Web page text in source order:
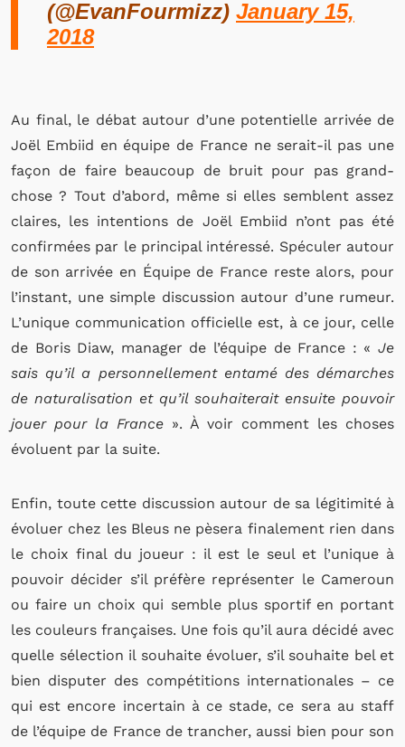
(@EvanFourmizz) January 15,
2018
Au final, le débat autour d’une potentielle arrivée de
Joël Embiid en équipe de France ne serait-il pas une
façon de faire beaucoup de bruit pour pas grand-
chose ? Tout d’abord, même si elles semblent assez
claires, les intentions de Joël Embiid n’ont pas été
confirmées par le principal intéressé. Spéculer autour
de son arrivée en Équipe de France reste alors, pour
l’instant, une simple discussion autour d’une rumeur.
L’unique communication officielle est, à ce jour, celle
de Boris Diaw, manager de l’équipe de France : « Je
sais qu’il a personnellement entamé des démarches
de naturalisation et qu’il souhaiterait ensuite pouvoir
jouer pour la France ». À voir comment les choses
évoluent par la suite.
Enfin, toute cette discussion autour de sa légitimité à
évoluer chez les Bleus ne pèsera finalement rien dans
le choix final du joueur : il est le seul et l’unique à
pouvoir décider s’il préfère représenter le Cameroun
ou faire un choix qui semble plus sportif en portant
les couleurs françaises. Une fois qu’il aura décidé avec
quelle sélection il souhaite évoluer, s’il souhaite bel et
bien disputer des compétitions internationales – ce
qui est encore incertain à ce stade, ce sera au staff
de l’équipe de France de trancher, aussi bien pour son